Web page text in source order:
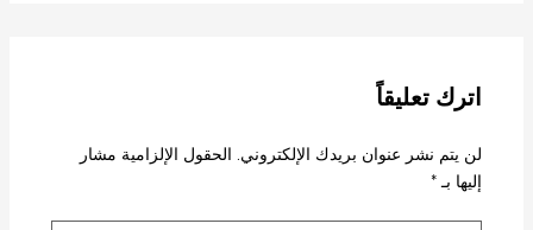
اترك تعليقاً
لن يتم نشر عنوان بريدك الإلكتروني. الحقول الإلزامية مشار
إليها بـ*